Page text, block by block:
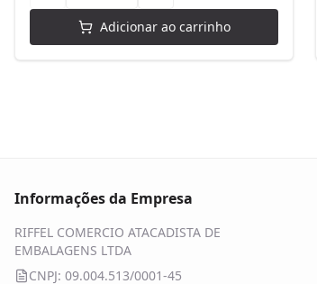
Adicionar ao carrinho
Informações da Empresa
RIFFEL COMERCIO ATACADISTA DE
EMBALAGENS LTDA
CNPJ: 09.004.513/0001-45